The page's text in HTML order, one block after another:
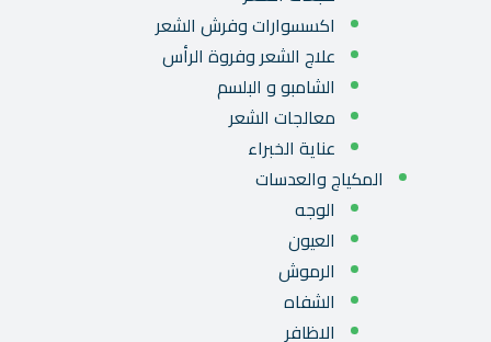
اكسسوارات وفرش الشعر
علاج الشعر وفروة الرأس
الشامبو و البلسم
معالجات الشعر
عناية الخبراء
المكياج والعدسات
الوجه
العيون
الرموش
الشفاه
الاظافر